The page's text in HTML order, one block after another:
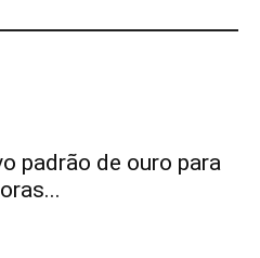
padrão de ouro para